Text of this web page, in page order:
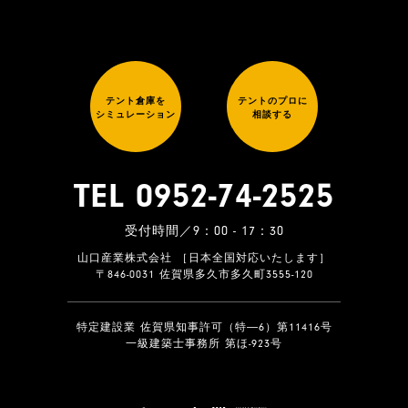
テント倉庫を
シミュレーション
テントのプロに
相談する
TEL 0952-74-2525
受付時間／9：00 - 17：30
山口産業株式会社 ［日本全国対応いたします］
〒846-0031 佐賀県多久市多久町3555-120
特定建設業 佐賀県知事許可（特―6）第11416号
一級建築士事務所 第ほ-923号